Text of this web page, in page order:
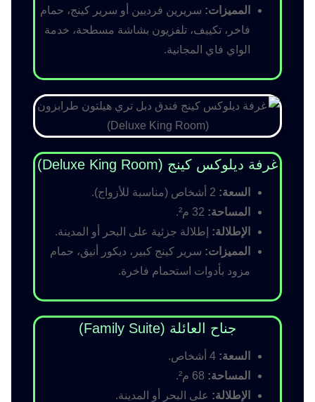
المميزات: سريرين فرديين أو سرير كينج، حمام
فاخر، تكييف، تلفزيون بشاشة مسطحة، خدمة
الواي فاي المجانية.
غرفة ديلوكس كينج (Deluxe King Room)
السعة:
المساحة:
الإطلالة: إطلالة جزئية على البحر أو المدينة.
المميزات: سرير كينج كبير، ديكور أنيق، حمام
مزود بأدوات استحمام فاخرة.
جناح العائلة (Family Suite)
السعة:
المساحة:
الإطلالة: على البحر أو المدينة.